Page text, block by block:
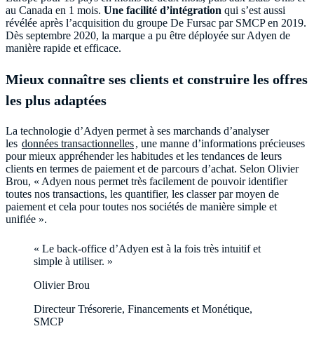
au Canada en 1 mois. Une facilité d’intégration qui s’est aussi
révélée après l’acquisition du groupe De Fursac par SMCP en 2019.
Dès septembre 2020, la marque a pu être déployée sur Adyen de
manière rapide et efficace.
Mieux connaître ses clients et construire les offres
les plus adaptées
La technologie d’Adyen permet à ses marchands d’analyser
les données transactionnelles, une manne d’informations précieuses
pour mieux appréhender les habitudes et les tendances de leurs
clients en termes de paiement et de parcours d’achat. Selon Olivier
Brou, « Adyen nous permet très facilement de pouvoir identifier
toutes nos transactions, les quantifier, les classer par moyen de
paiement et cela pour toutes nos sociétés de manière simple et
unifiée ».
« Le back-office d’Adyen est à la fois très intuitif et
simple à utiliser. »
Olivier Brou
Directeur Trésorerie, Financements et Monétique,
SMCP